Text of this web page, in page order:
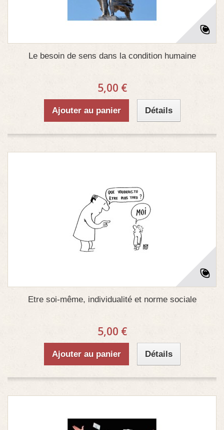
Le besoin de sens dans la condition humaine
5,00 €
Ajouter au panier Détails
Etre soi-même, individualité et norme sociale
5,00 €
Ajouter au panier Détails